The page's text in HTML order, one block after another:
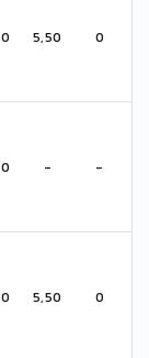
0 5,50 0
0 - -
0 5,50 0